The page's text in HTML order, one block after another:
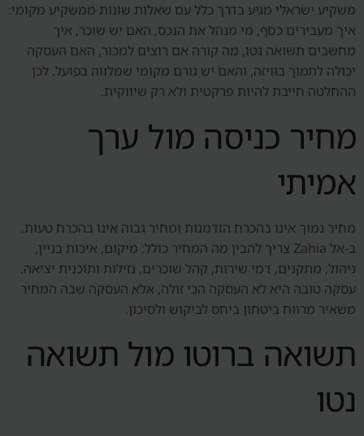
משקיע ישראלי מגיע בדרך כלל עם שאלות שונות ממשקיע מקומי:
איך מעבירים כסף, מי מנהל את הנכס, האם יש שוכר, איך
מחשבים תשואה נטו, מה קורה אם רוצים למכור, האם העסקה
יכולה לתמוך בוויזה, והאם יש גורם מקומי שמלווה בפועל. לכן
ההחלטה חייבת להיות פרקטית ולא רק שיווקית.
מחיר כניסה מול ערך
אמיתי
מחיר נמוך אינו בהכרח הזדמנות ומחיר גבוה אינו בהכרח טעות.
ב-אל Zahia צריך להבין מה המחיר כולל: מיקום, איכות בניין,
ניהול, מתקנים, דמי שירות, קהל שוכרים, נזילות ותוכנית יציאה.
עסקה טובה היא לא העסקה הכי זולה, אלא העסקה שבה המחיר
משאיר מרווח ביטחון ביחס לביקוש ולסיכון.
תשואה ברוטו מול תשואה
נטו